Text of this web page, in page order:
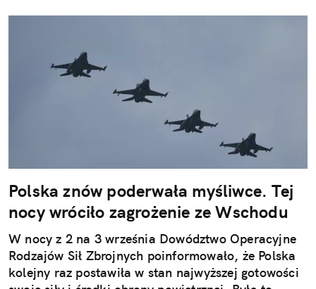
Polska znów poderwała myśliwce. Tej
nocy wróciło zagrożenie ze Wschodu
W nocy z 2 na 3 września Dowództwo Operacyjne
Rodzajów Sił Zbrojnych poinformowało, że Polska
kolejny raz postawiła w stan najwyższej gotowości